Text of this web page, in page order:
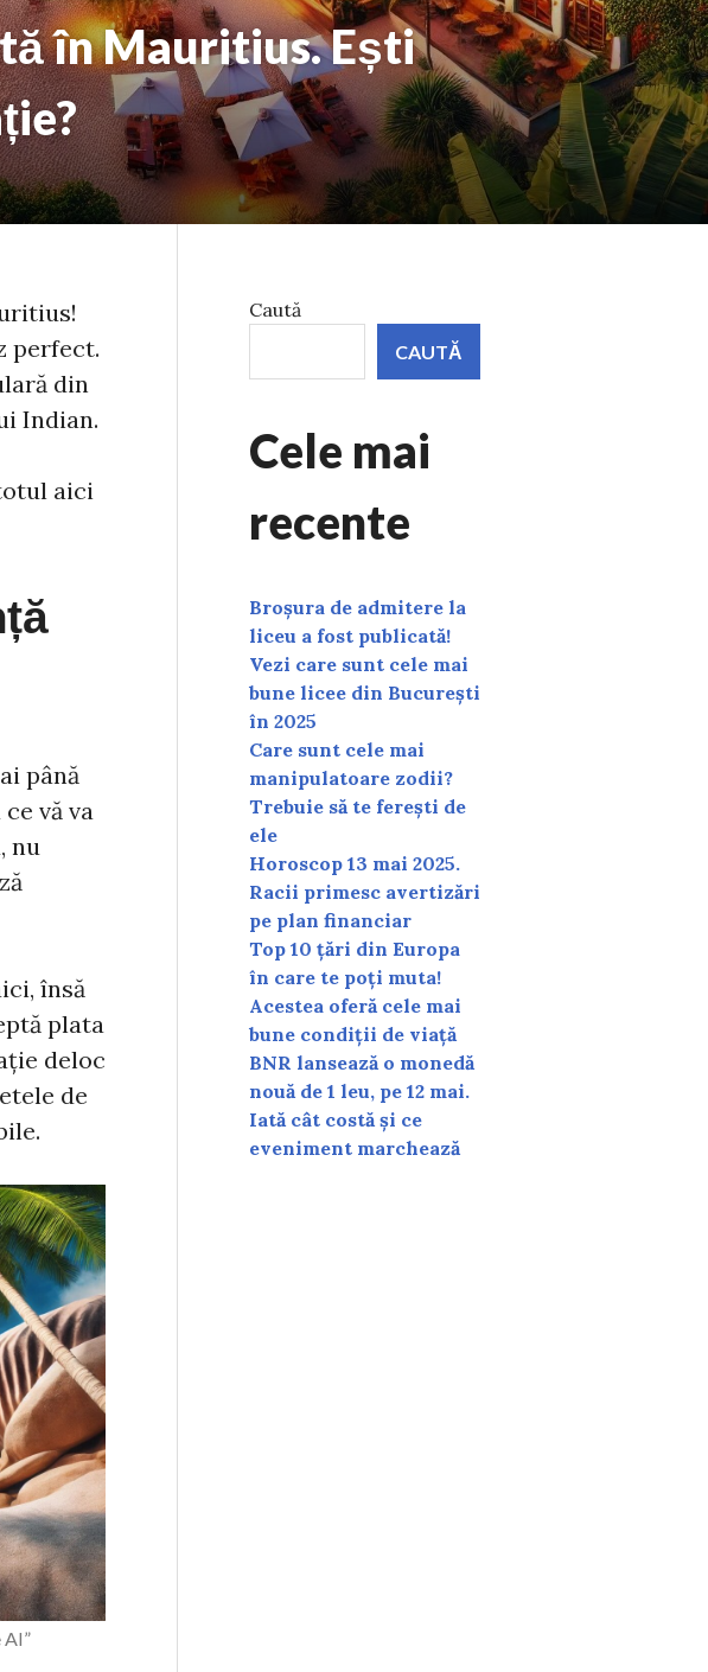
în Mauritius. Ești
perfect.
din
Indian.
aici
până
vă va
nu
însă
plata
deloc
de
Caută
CAUTĂ
Cele mai
recente
Broșura de admitere la
liceu a fost publicată!
Vezi care sunt cele mai
bune licee din București
în 2025
Care sunt cele mai
manipulatoare zodii?
Trebuie să te ferești de
ele
Horoscop 13 mai 2025.
Racii primesc avertizări
pe plan financiar
Top 10 țări din Europa
în care te poți muta!
Acestea oferă cele mai
bune condiții de viață
BNR lansează o monedă
nouă de 1 leu, pe 12 mai.
Iată cât costă și ce
eveniment marchează